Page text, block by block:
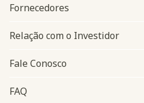
Fornecedores
Relação com o Investidor
Fale Conosco
FAQ